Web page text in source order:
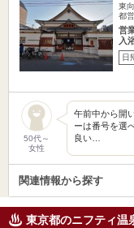
東
都
営
入
日
50代～
女性
午前中から開
ーは番号を選
良い…
関連情報から探す
東京都のニフティ温